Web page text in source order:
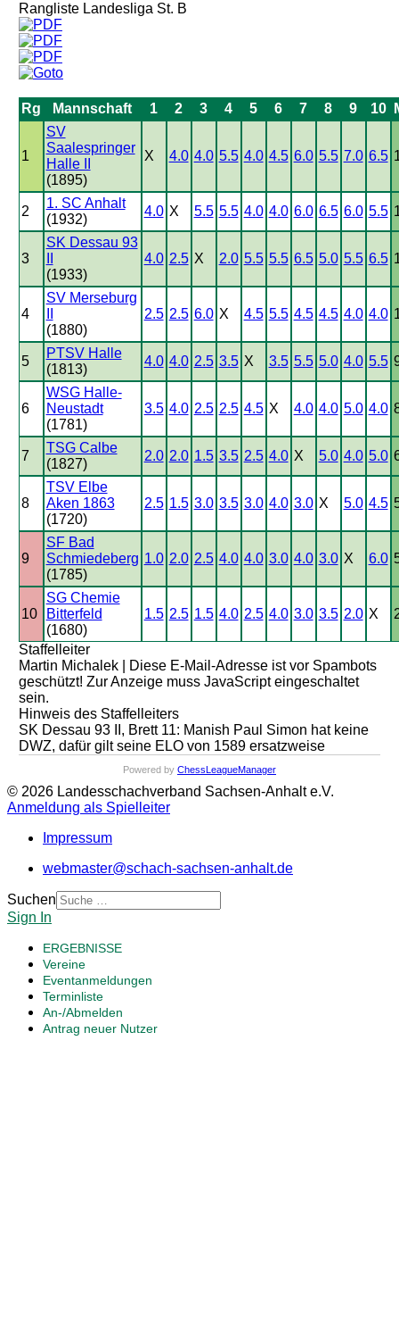
Rangliste Landesliga St. B
Rg Mannschaft 1 2 3 4 5 6 7 8 9 10
1
SV
Saalespringer
Halle II
(1895)
X 4.0 4.0 5.5 4.0 4.5 6.0 5.5 7.0 6.5
2
1. SC Anhalt
(1932)
4.0 X 5.5 5.5 4.0 4.0 6.0 6.5 6.0 5.5
3
SK Dessau 93
(1933)
4.0 2.5 X 2.0 5.5 5.5 6.5 5.0 5.5 6.5
4
SV Merseburg
(1880)
2.5 2.5 6.0 X 4.5 5.5 4.5 4.5 4.0 4.0
5
PTSV Halle
(1813)
4.0 4.0 2.5 3.5 X 3.5 5.5 5.0 4.0 5.5
6
WSG Halle-
Neustadt
(1781)
3.5 4.0 2.5 2.5 4.5 X 4.0 4.0 5.0 4.0
7
TSG Calbe
(1827)
2.0 2.0 1.5 3.5 2.5 4.0 X 5.0 4.0 5.0
8
TSV Elbe
Aken 1863
(1720)
2.5 1.5 3.0 3.5 3.0 4.0 3.0 X 5.0 4.5
9
SF Bad
Schmiedeberg
(1785)
1.0 2.0 2.5 4.0 4.0 3.0 4.0 3.0 X 6.0
10
SG Chemie
Bitterfeld
(1680)
1.5 2.5 1.5 4.0 2.5 4.0 3.0 3.5 2.0 X
Staffelleiter
Martin Michalek |
Diese E-Mail-Adresse ist vor Spambots
geschützt! Zur Anzeige muss JavaScript eingeschaltet
sein.
Hinweis des Staffelleiters
SK Dessau 93 II, Brett 11: Manish Paul Simon hat keine
DWZ, dafür gilt seine ELO von 1589 ersatzweise
Powered by ChessLeagueManager
© 2026 Landesschachverband Sachsen-Anhalt e.V.
Anmeldung als Spielleiter
Impressum
webmaster@schach-sachsen-anhalt.de
Suchen
Sign In
ERGEBNISSE
Vereine
Eventanmeldungen
Terminliste
An-/Abmelden
Antrag neuer Nutzer